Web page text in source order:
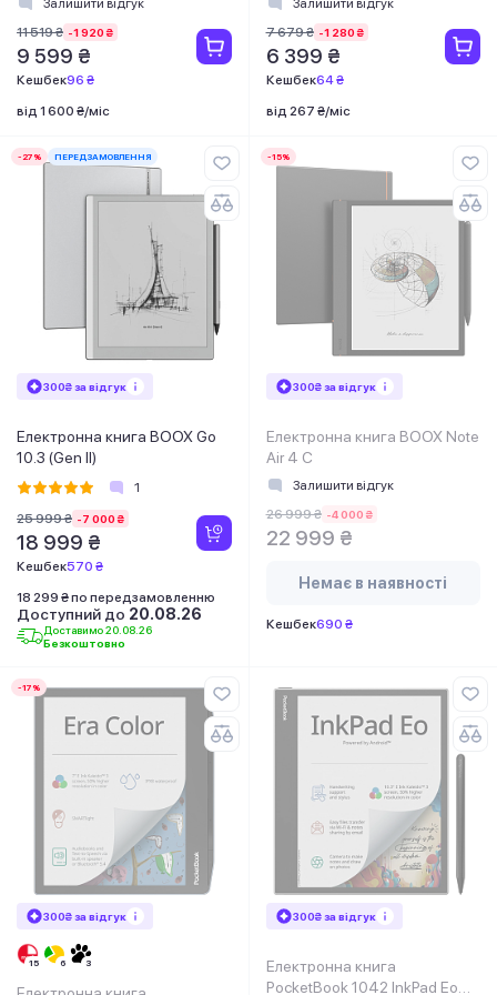
Залишити відгук
11 519 ₴ -1 920 ₴
9 599 ₴
Кешбек96 ₴
від 1 600 ₴/міс
Залишити відгук
7 679 ₴ -1 280 ₴
6 399 ₴
Кешбек64 ₴
від 267 ₴/міс
-27% ПЕРЕДЗАМОВЛЕННЯ
300₴ за відгук
Електронна книга BOOX Go
10.3 (Gen II)
1
25 999 ₴ -7 000 ₴
18 999 ₴
Кешбек570 ₴
18 299 ₴ по передзамовленню
Доступний до 20.08.26
Доставимо 20.08.26
Безкоштовно
-15%
300₴ за відгук
Електронна книга BOOX Note
Air 4 C
Залишити відгук
26 999 ₴ -4 000 ₴
22 999 ₴
Немає в наявності
Кешбек690 ₴
-17%
300₴ за відгук 300₴ за відгук
Електронна книга
PocketBook 1042 InkPad Eo